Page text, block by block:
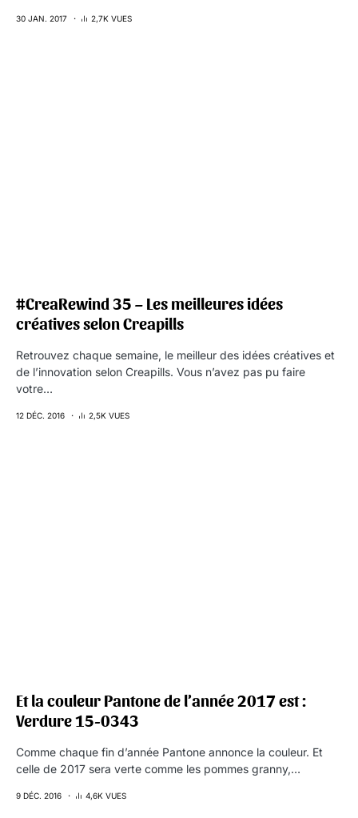
30 JAN. 2017 2,7K VUES
#CreaRewind 35 – Les meilleures idées
créatives selon Creapills
Retrouvez chaque semaine, le meilleur des idées créatives et
de l’innovation selon Creapills. Vous n’avez pas pu faire
votre…
12 DÉC. 2016 2,5K VUES
Et la couleur Pantone de l’année 2017 est :
Verdure 15-0343
Comme chaque fin d’année Pantone annonce la couleur. Et
celle de 2017 sera verte comme les pommes granny,…
9 DÉC. 2016 4,6K VUES